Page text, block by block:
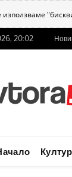
използваме
20:02